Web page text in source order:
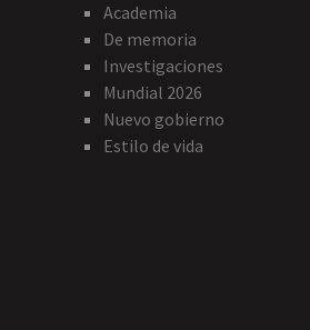
Academia
De memoria
Investigaciones
Mundial 2026
Nuevo gobierno
Estilo de vida